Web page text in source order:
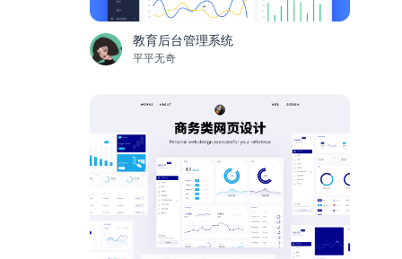
教育后台管理系统
平平无奇